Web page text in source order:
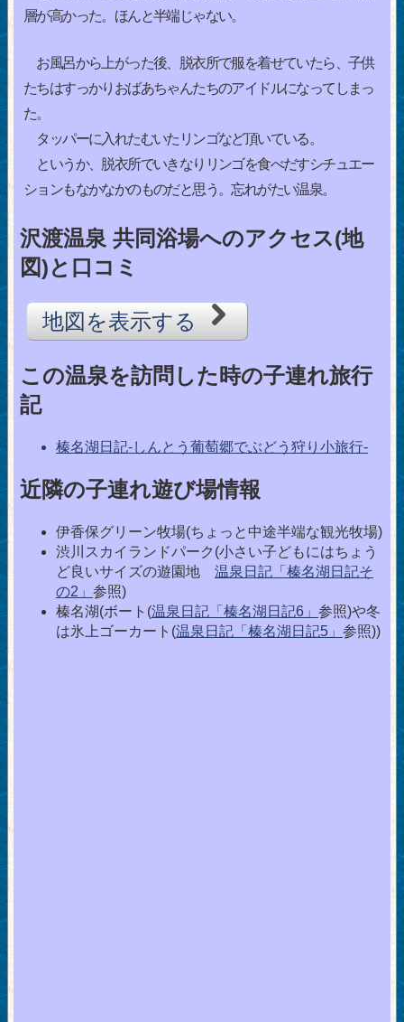
層が高かった。ほんと半端じゃない。
お風呂から上がった後、脱衣所で服を着せていたら、子供
たちはすっかりおばあちゃんたちのアイドルになってしまっ
た。
タッパーに入れたむいたリンゴなど頂いている。
というか、脱衣所でいきなりリンゴを食べだすシチュエー
ションもなかなかのものだと思う。忘れがたい温泉。
沢渡温泉 共同浴場へのアクセス(地
図)と口コミ
地図を表示する
この温泉を訪問した時の子連れ旅行
記
榛名湖日記-しんとう葡萄郷でぶどう狩り小旅行-
近隣の子連れ遊び場情報
伊香保グリーン牧場(ちょっと中途半端な観光牧場)
渋川スカイランドパーク(小さい子どもにはちょう
ど良いサイズの遊園地 温泉日記「榛名湖日記そ
の2」 参照)
榛名湖(ボート(温泉日記「榛名湖日記6」 参照)や冬
は氷上ゴーカート(温泉日記「榛名湖日記5」 参照))